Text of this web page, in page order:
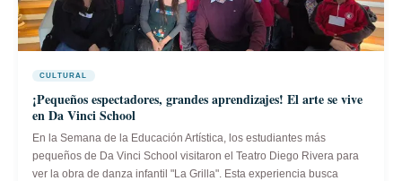
CULTURAL
¡Pequeños espectadores, grandes aprendizajes! El arte se vive
en Da Vinci School
En la Semana de la Educación Artística, los estudiantes más
pequeños de Da Vinci School visitaron el Teatro Diego Rivera para
ver la obra de danza infantil "La Grilla". Esta experiencia busca